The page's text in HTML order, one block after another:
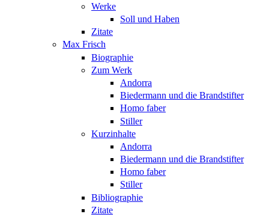
Werke
Soll und Haben
Zitate
Max Frisch
Biographie
Zum Werk
Andorra
Biedermann und die Brandstifter
Homo faber
Stiller
Kurzinhalte
Andorra
Biedermann und die Brandstifter
Homo faber
Stiller
Bibliographie
Zitate